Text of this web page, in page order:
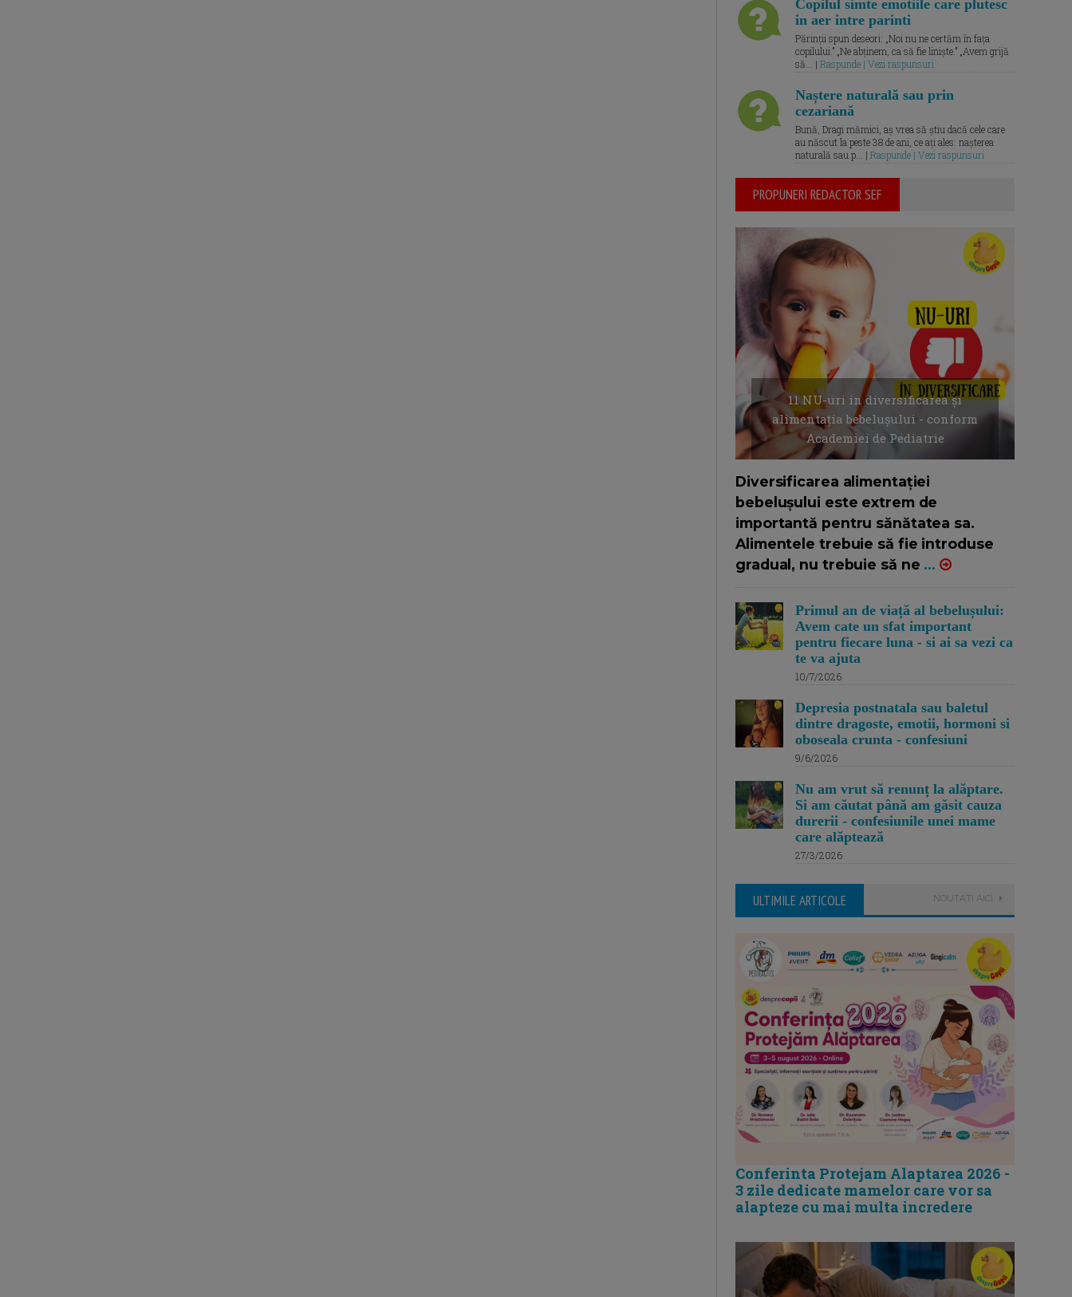
Copilul simte emotiile care plutesc
in aer intre parinti
Părinții spun deseori: „Noi nu ne certăm în fața
copilului.” „Ne abținem, ca să fie liniște.” „Avem grijă
să... | Raspunde | Vezi raspunsuri
Naștere naturală sau prin
cezariană
Bună, Dragi mămici, aș vrea să știu dacă cele care
au născut la peste 38 de ani, ce ați ales: nașterea
naturală sau p... | Raspunde | Vezi raspunsuri
PROPUNERI REDACTOR SEF
11 NU-uri in diversificarea și
alimentația bebelușului - conform
Academiei de Pediatrie
Diversificarea alimentației
bebelușului este extrem de
importantă pentru sănătatea sa.
Alimentele trebuie să fie introduse
gradual, nu trebuie să ne ...
Primul an de viață al bebelușului:
Avem cate un sfat important
pentru fiecare luna - si ai sa vezi ca
te va ajuta
10/7/2026
Depresia postnatala sau baletul
dintre dragoste, emotii, hormoni si
oboseala crunta - confesiuni
9/6/2026
Nu am vrut să renunț la alăptare.
Si am căutat până am găsit cauza
durerii - confesiunile unei mame
care alăptează
27/3/2026
ULTIMILE ARTICOLE NOUTATI AICI
Conferinta Protejam Alaptarea 2026 -
3 zile dedicate mamelor care vor sa
alapteze cu mai multa incredere